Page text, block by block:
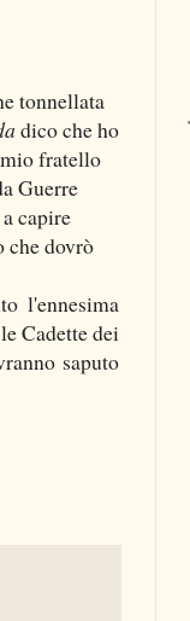
tonnellata
dico che ho
fratello
Guerre
capire
che dovrò
l'ennesima
Cadette dei
saputo